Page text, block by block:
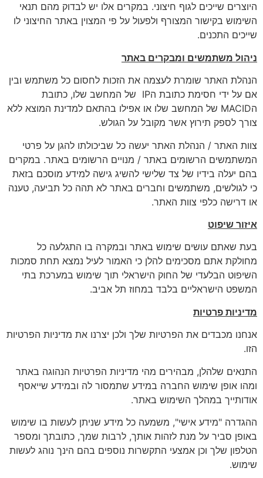
היוצרים שייכים לגוף חיצוני. במקרים אלו יש לבדוק מהם תנאי
השימוש בקישור המצורף ולפעול על פי המצוין באתר החיצוני לו
שייכים התכנים.
ניהול משתמשים ומבקרים באתר
הנהלת האתר שומרת לעצמה את הזכות לחסום כל משתמש ובין
אם על ידי חסימת כתובת הIP של המחשב שלו, כתובת
הMACID של המחשב שלו או אפילו בהתאם למדינת המוצא ללא
צורך לספק תירוץ אשר מקובל על הגולש.
צוות האתר / הנהלת האתר יעשה כל שביכולתו להגן על פרטי
המשתמשים הרשומים באתר / מנויים הרשומים באתר. במקרים
בהם יעלה בידיו של צד שלישי להשיג גישה למידע מוסכם בזאת
כי לגולשים, משתמשים וחברים באתר לא תהה כל תביעה, טענה
או דרישה כלפי צוות האתר.
איזור שיפוט
בעת שאתם עושים שימוש באתר ובמקרה בו התגלעה כל
מחולקת אתם מסכימים להלן כי האמור לעיל נמצא תחת סמכות
השיפוט הבלעדי של החוק הישראלי תוך שימוש במערכת בתי
המשפט הישראליים בלבד במחוז תל אביב.
מדיניות פרטיות
אנחנו מכבדים את הפרטיות שלך ולכן יצרנו את מדיניות הפרטיות
הזו.
התנאים שלהלן, מבהירים מהי מדיניות הפרטיות הנהוגה באתר
ומהו אופן שימוש החברה במידע שתמסור לה ובמידע שייאסף
אודותייך במהלך השימוש באתר.
ההגדרה "מידע אישי", משמעה כל מידע שניתן לעשות בו שימוש
באופן סביר על מנת לזהות אותך, לרבות שמך, כתובתך ומספר
הטלפון שלך וכן אמצעי התקשרות נוספים בהם הינך נוהג לעשות
שימוש.